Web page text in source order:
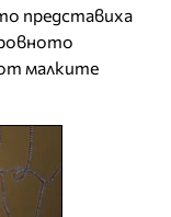
представиха
малките